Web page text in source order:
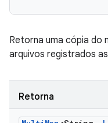
Retorna uma cópia do
arquivos registrados
Retorna